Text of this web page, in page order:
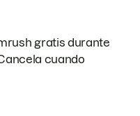
gratis durante
cuando